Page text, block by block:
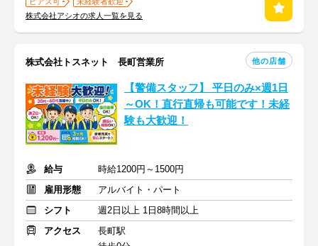
株式会社アシオの求人一覧を見る
株式会社トスネット 長町営業所 他の店舗
【警備スタッフ】 平日のみ×週1日
～OK！直行直帰も可能です！未経
験も大歓迎！
給与
時給1200円～1500円
雇用形態
アルバイト・パート
シフト
週2日以上 1日8時間以上
アクセス
長町駅